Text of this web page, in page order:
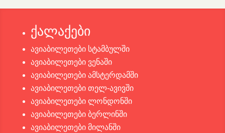
ქალაქები
ავიაბილეთები სტამბულში
ავიაბილეთები ვენაში
ავიაბილეთები ამსტერდამში
ავიაბილეთები თელ-ავივში
ავიაბილეთები ლონდონში
ავიაბილეთები ბერლინში
ავიაბილეთები მილანში